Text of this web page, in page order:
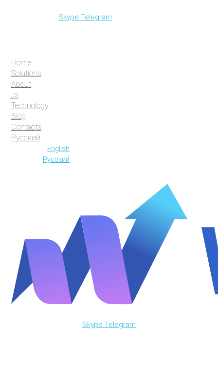
Skype Telegram
Home
Solutions
About
us
Technology
Blog
Contacts
Русский
English
Русский
Skype Telegram